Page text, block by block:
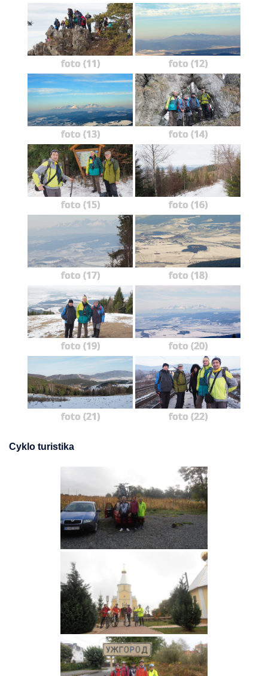
foto (11) foto (12)
foto (13) foto (14)
foto (15) foto (16)
foto (17) foto (18)
foto (19) foto (20)
foto (21) foto (22)
Cyklo turistika